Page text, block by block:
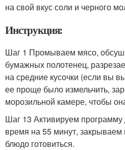
на свой вкус соли и черного
Инструкция:
Шаг 1 Промываем мясо,
бумажных полотенец,
на средние кусочки (если вы
ее проще было измельчить,
морозильной камере, чтобы
Шаг 13 Активируем программу
время на 55 минут, закрываем
блюдо готовиться.